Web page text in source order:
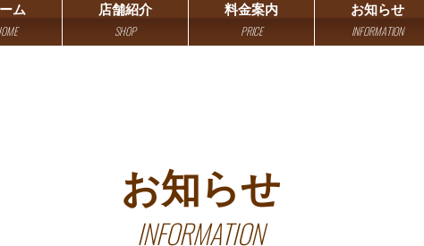
ム 店舗紹介
SHOP
料金案内
PRICE
お知らせ
INFORMATION
お知らせ
INFORMATION